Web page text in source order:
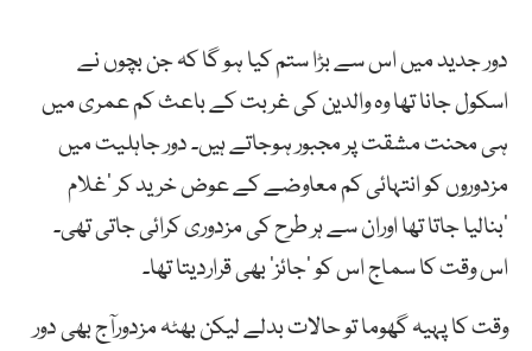
دور جدید میں اس سے بڑا ستم کیا ہو گا کہ جن بچوں نے
اسکول جانا تھا وہ والدین کی غربت کے باعث کم عمری میں
ہی محنت مشقت پر مجبور ہوجاتے ہیں۔ دور جاہلیت میں
مزدوروں کو انتہائی کم معاوضے کے عوض خرید کر ’غلام
‘بنالیا جاتا تھا اوران سے ہر طرح کی مزدوری کرائی جاتی تھی۔
اس وقت کا سماج اس کو ’جائز‘ بھی قراردیتا تھا۔
وقت کا پہیہ گھوما تو حالات بدلے لیکن بھٹہ مزدورآج بھی دور